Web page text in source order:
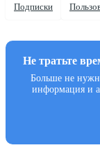
Подписки
Не тратьте
Больше не
информация и